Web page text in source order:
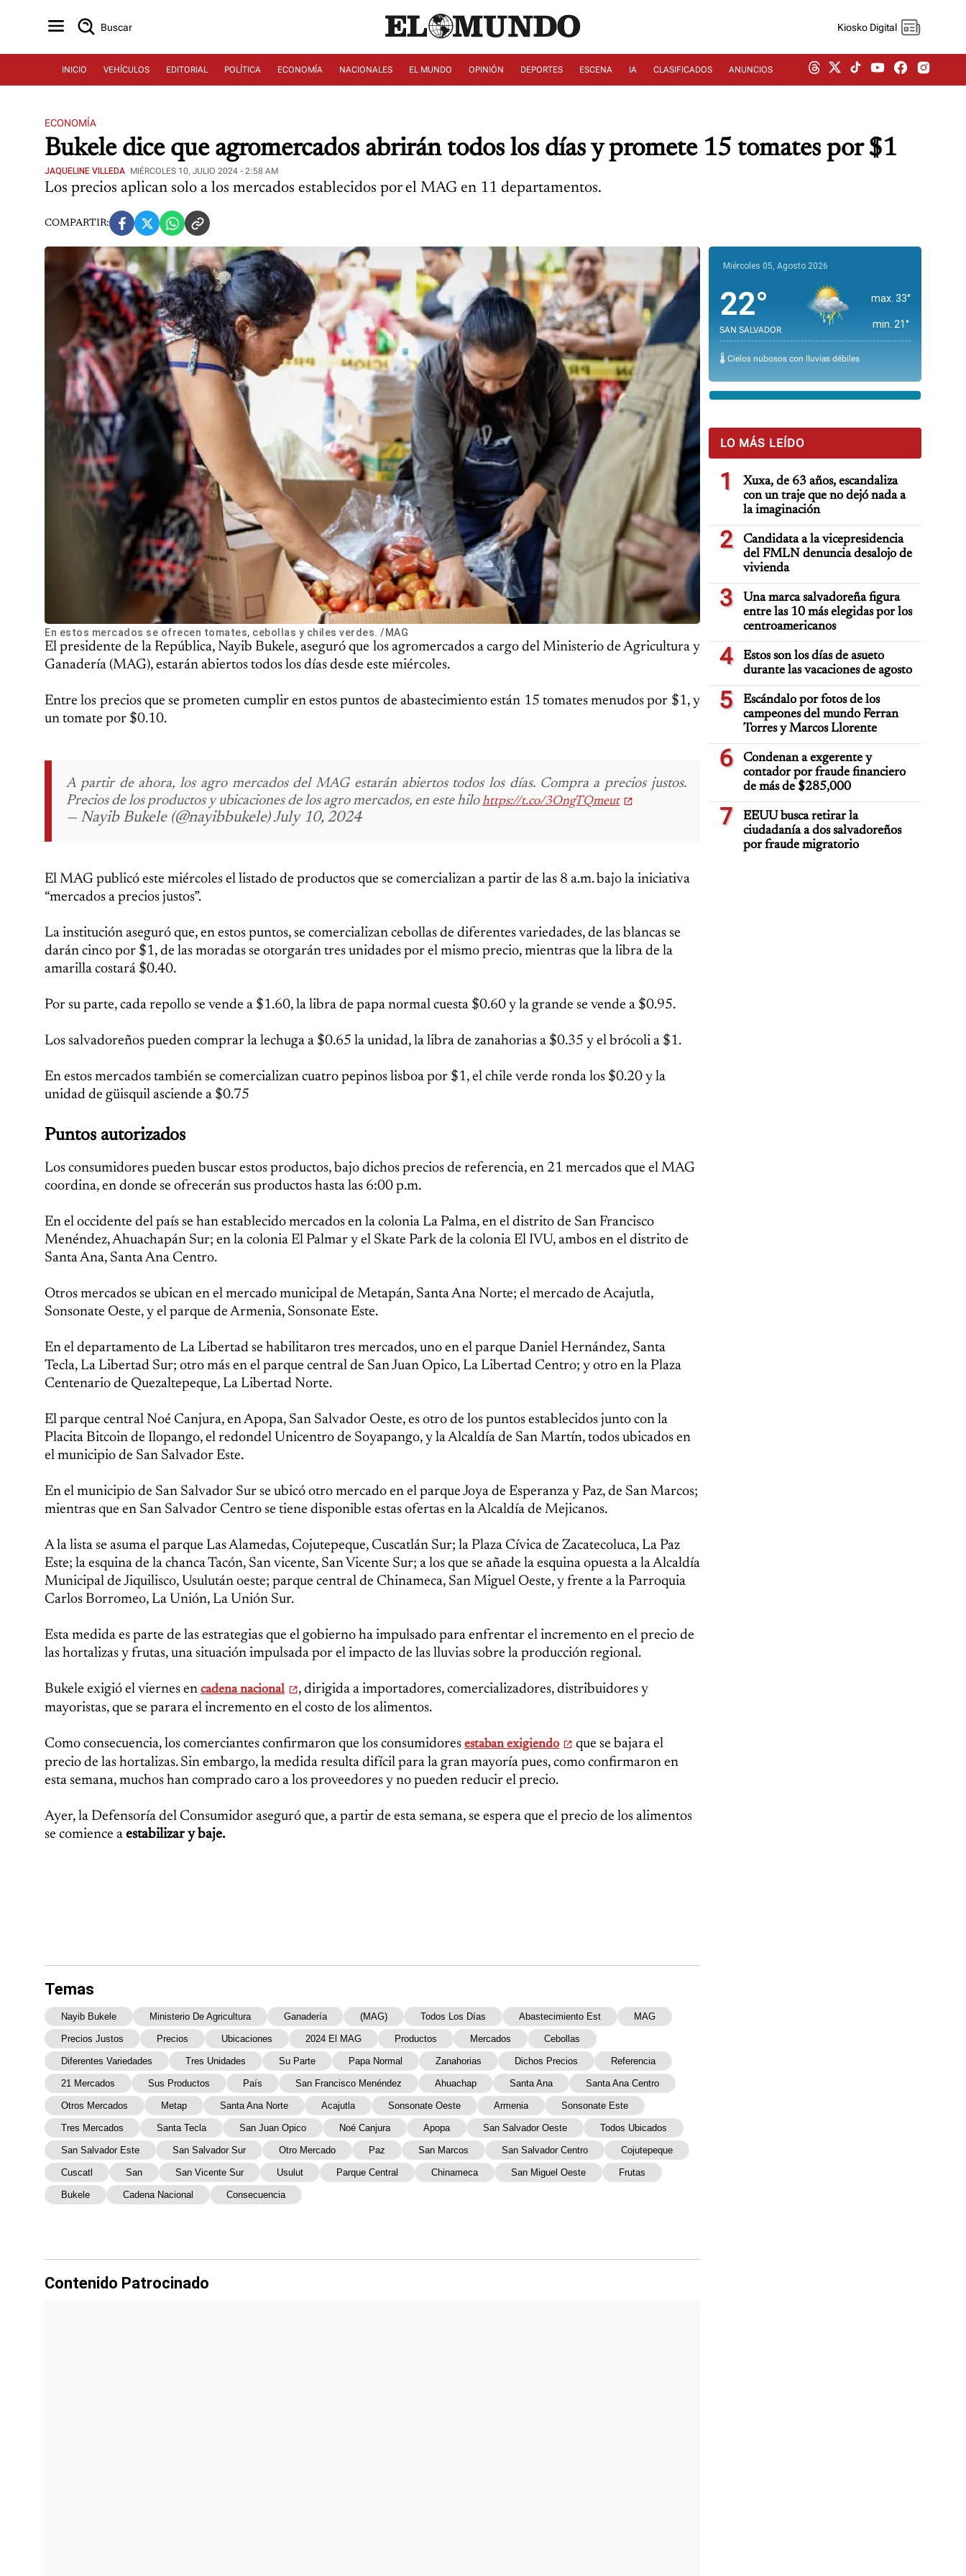
Buscar Kiosko Digital
INICIO VEHÍCULOS EDITORIAL POLÍTICA ECONOMÍA NACIONALES EL MUNDO OPINIÓN DEPORTES ESCENA IA CLASIFICADOS ANUNCIOS
ECONOMÍA
Bukele dice que agromercados abrirán todos los días y promete 15 tomates por $1
JAQUELINE VILLEDA MIÉRCOLES 10, JULIO 2024 - 2:58 AM
Los precios aplican solo a los mercados establecidos por el MAG en 11 departamentos.
COMPARTIR:
En estos mercados se ofrecen tomates, cebollas y chiles verdes. /MAG
El presidente de la República, Nayib Bukele, aseguró que los agromercados a cargo del Ministerio de Agricultura y
Ganadería (MAG), estarán abiertos todos los días desde este miércoles.
Entre los precios que se prometen cumplir en estos puntos de abastecimiento están 15 tomates menudos por $1, y
un tomate por $0.10.
A partir de ahora, los agro mercados del MAG estarán abiertos todos los días. Compra a precios justos.
Precios de los productos y ubicaciones de los agro mercados, en este hilohttps://t.co/3OngTQmeut
— Nayib Bukele (@nayibbukele) July 10, 2024
El MAG publicó este miércoles el listado de productos que se comercializan a partir de las 8 a.m. bajo la iniciativa
“mercados a precios justos”.
La institución aseguró que, en estos puntos, se comercializan cebollas de diferentes variedades, de las blancas se
darán cinco por $1, de las moradas se otorgarán tres unidades por el mismo precio, mientras que la libra de la
amarilla costará $0.40.
Por su parte, cada repollo se vende a $1.60, la libra de papa normal cuesta $0.60 y la grande se vende a $0.95.
Los salvadoreños pueden comprar la lechuga a $0.65 la unidad, la libra de zanahorias a $0.35 y el brócoli a $1.
En estos mercados también se comercializan cuatro pepinos lisboa por $1, el chile verde ronda los $0.20 y la
unidad de güisquil asciende a $0.75
Puntos autorizados
Los consumidores pueden buscar estos productos, bajo dichos precios de referencia, en 21 mercados que el MAG
coordina, en donde se ofrecerán sus productos hasta las 6:00 p.m.
En el occidente del país se han establecido mercados en la colonia La Palma, en el distrito de San Francisco
Menéndez, Ahuachapán Sur; en la colonia El Palmar y el Skate Park de la colonia El IVU, ambos en el distrito de
Santa Ana, Santa Ana Centro.
Otros mercados se ubican en el mercado municipal de Metapán, Santa Ana Norte; el mercado de Acajutla,
Sonsonate Oeste, y el parque de Armenia, Sonsonate Este.
En el departamento de La Libertad se habilitaron tres mercados, uno en el parque Daniel Hernández, Santa
Tecla, La Libertad Sur; otro más en el parque central de San Juan Opico, La Libertad Centro; y otro en la Plaza
Centenario de Quezaltepeque, La Libertad Norte.
El parque central Noé Canjura, en Apopa, San Salvador Oeste, es otro de los puntos establecidos junto con la
Placita Bitcoin de Ilopango, el redondel Unicentro de Soyapango, y la Alcaldía de San Martín, todos ubicados en
el municipio de San Salvador Este.
En el municipio de San Salvador Sur se ubicó otro mercado en el parque Joya de Esperanza y Paz, de San Marcos;
mientras que en San Salvador Centro se tiene disponible estas ofertas en la Alcaldía de Mejicanos.
A la lista se asuma el parque Las Alamedas, Cojutepeque, Cuscatlán Sur; la Plaza Cívica de Zacatecoluca, La Paz
Este; la esquina de la chanca Tacón, San vicente, San Vicente Sur; a los que se añade la esquina opuesta a la Alcaldía
Municipal de Jiquilisco, Usulután oeste; parque central de Chinameca, San Miguel Oeste, y frente a la Parroquia
Carlos Borromeo, La Unión, La Unión Sur.
Esta medida es parte de las estrategias que el gobierno ha impulsado para enfrentar el incremento en el precio de
las hortalizas y frutas, una situación impulsada por el impacto de las lluvias sobre la producción regional.
Bukele exigió el viernes en cadena nacional
, dirigida a importadores, comercializadores, distribuidores y
mayoristas, que se parara el incremento en el costo de los alimentos.
Como consecuencia, los comerciantes confirmaron que los consumidores estaban exigiendo
que se bajara el
precio de las hortalizas. Sin embargo, la medida resulta difícil para la gran mayoría pues, como confirmaron en
esta semana, muchos han comprado caro a los proveedores y no pueden reducir el precio.
Ayer, la Defensoría del Consumidor aseguró que, a partir de esta semana, se espera que el precio de los alimentos
se comience a estabilizar y baje.
Temas
Nayib Bukele Ministerio De Agricultura Ganadería (MAG) Todos Los Días Abastecimiento Est MAG
Precios Justos Precios Ubicaciones 2024 El MAG Productos Mercados Cebollas
Diferentes Variedades Tres Unidades Su Parte Papa Normal Zanahorias Dichos Precios Referencia
21 Mercados Sus Productos País San Francisco Menéndez Ahuachap Santa Ana Santa Ana Centro
Otros Mercados Metap Santa Ana Norte Acajutla Sonsonate Oeste Armenia Sonsonate Este
Tres Mercados Santa Tecla San Juan Opico Noé Canjura Apopa San Salvador Oeste Todos Ubicados
San Salvador Este San Salvador Sur Otro Mercado Paz San Marcos San Salvador Centro Cojutepeque
Cuscatl San San Vicente Sur Usulut Parque Central Chinameca San Miguel Oeste Frutas
Bukele Cadena Nacional Consecuencia
Contenido Patrocinado
Miércoles 05, Agosto 2026
22°
SAN SALVADOR
max. 33°
min. 21°
🌡️ Cielos nubosos con lluvias débiles
LO MÁS LEÍDO
1
Xuxa, de 63 años, escandaliza
con un traje que no dejó nada a
la imaginación
2
Candidata a la vicepresidencia
del FMLN denuncia desalojo de
vivienda
3
Una marca salvadoreña figura
entre las 10 más elegidas por los
centroamericanos
4
Estos son los días de asueto
durante las vacaciones de agosto
5
Escándalo por fotos de los
campeones del mundo Ferran
Torres y Marcos Llorente
6
Condenan a exgerente y
contador por fraude financiero
de más de $285,000
7
EEUU busca retirar la
ciudadanía a dos salvadoreños
por fraude migratorio